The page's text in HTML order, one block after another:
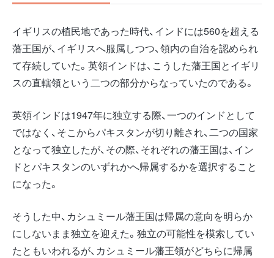
イギリスの植民地であった時代、インドには560を超える
藩王国が、イギリスへ服属しつつ、領内の自治を認められ
て存続していた。英領インドは、こうした藩王国とイギリ
スの直轄領という二つの部分からなっていたのである。
英領インドは1947年に独立する際、一つのインドとして
ではなく、そこからパキスタンが切り離され、二つの国家
となって独立したが、その際、それぞれの藩王国は、イン
ドとパキスタンのいずれかへ帰属するかを選択すること
になった。
そうした中、カシュミール藩王国は帰属の意向を明らか
にしないまま独立を迎えた。独立の可能性を模索してい
たともいわれるが、カシュミール藩王領がどちらに帰属